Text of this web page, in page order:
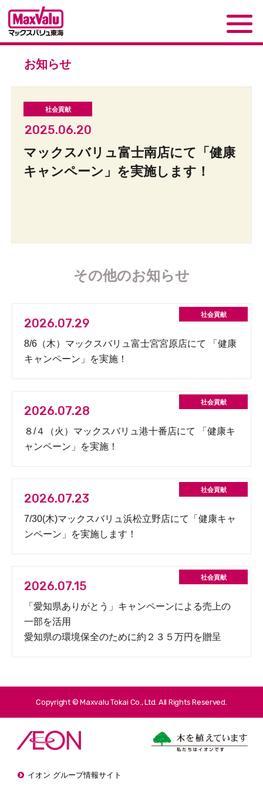
お知らせ
2025.06.20
マックスバリュ富士南店にて「健康
キャンペーン」を実施します！
その他のお知らせ
2026.07.29
8/6（木）マックスバリュ富士宮宮原店にて 「健康
キャンペーン」を実施！
2026.07.28
８/４（火）マックスバリュ港十番店にて 「健康キ
ャンペーン」を実施！
2026.07.23
7/30(木)マックスバリュ浜松立野店にて「健康キャ
ンペーン」を実施します！
2026.07.15
「愛知県ありがとう」キャンペーンによる売上の
一部を活用
愛知県の環境保全のために約２３５万円を贈呈
Copyright © Maxvalu Tokai Co., Ltd. All Rights Reserved.
イオン グループ情報サイト